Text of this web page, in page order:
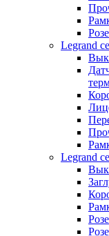
Legrand
Legrand